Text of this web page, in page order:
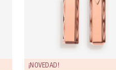
¡NOVEDAD!